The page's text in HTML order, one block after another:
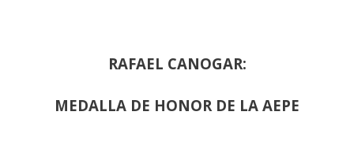
RAFAEL CANOGAR:
MEDALLA DE HONOR DE LA AEPE